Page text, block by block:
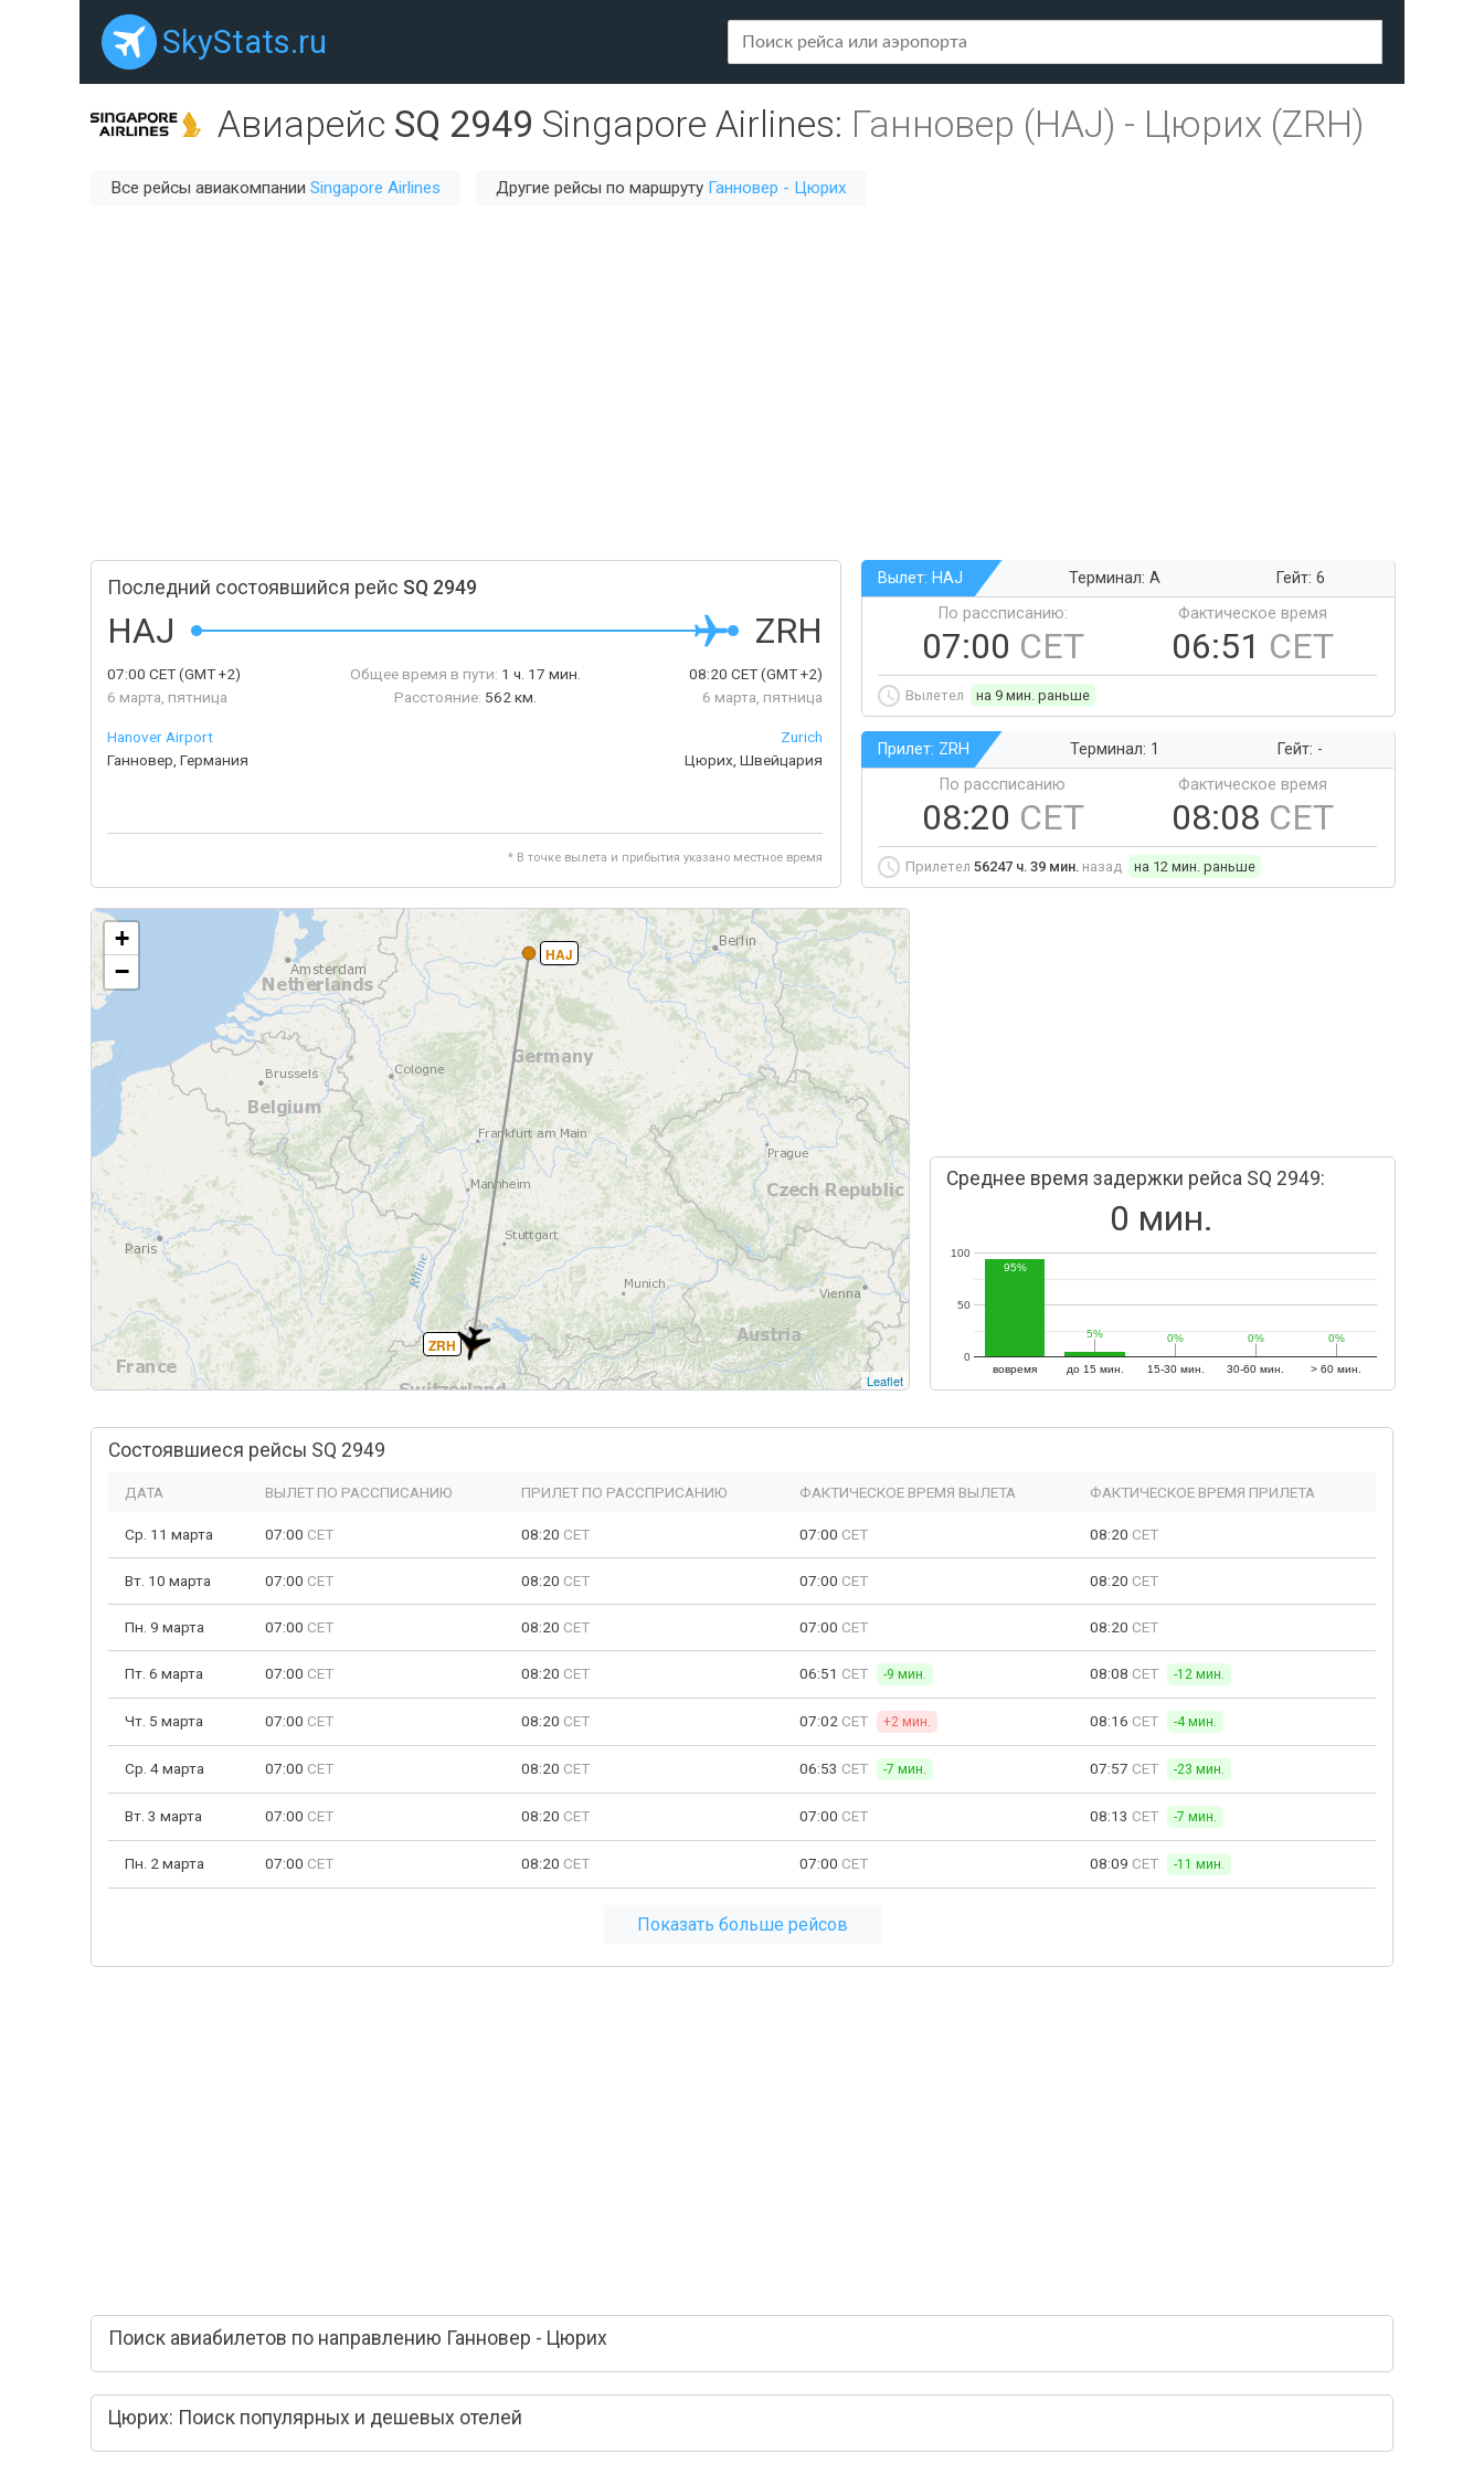
SkyStats.ru
Авиарейс SQ 2949 Singapore Airlines: Ганновер (HAJ) - Цюрих (ZRH)
Все рейсы авиакомпании Singapore Airlines Другие рейсы по маршруту Ганновер - Цюрих
Последний состоявшийся рейс SQ 2949
HAJ ZRH
07:00 CET(GMT +2)
6 марта, пятница
Общее время в пути: 1 ч. 17 мин.
Расстояние: 562 км.
08:20CET(GMT +2)
6 марта, пятница
Hanover Airport
Ганновер, Германия
Zurich
Цюрих, Швейцария
* В точке вылета и прибытия указано местное время
Вылет: HAJ Терминал: A
Гейт: 6
По рассписанию:
07:00 CET
Фактическое время
06:51 CET
Вылетел на 9 мин. раньше
Прилет: ZRH Терминал: 1
Гейт: -
По рассписанию
08:20 CET
Фактическое время
08:08 CET
Прилетел 56247 ч. 39 мин. назад на 12 мин. раньше
HAJ
ZRH
+
−
Leaflet
Среднее время задержки рейса SQ 2949:
0 мин.
вовремя до 15 мин. 15-30 мин. 30-60 мин. > 60 мин.
0
50
100
95%
5%
5% 0%
0% 0%
0% 0%
0%
Состоявшиеся рейсы SQ 2949
ДАТА ВЫЛЕТ ПО РАССПИСАНИЮ ПРИЛЕТ ПО РАССПРИСАНИЮ ФАКТИЧЕСКОЕ ВРЕМЯ ВЫЛЕТА ФАКТИЧЕСКОЕ ВРЕМЯ ПРИЛЕТА
Ср. 11 марта 07:00 CET 08:20 CET 07:00 CET 08:20 CET
Вт. 10 марта 07:00 CET 08:20 CET 07:00 CET 08:20 CET
Пн. 9 марта 07:00 CET 08:20 CET 07:00 CET 08:20 CET
Пт. 6 марта 07:00 CET 08:20 CET 06:51 CET -9 мин. 08:08 CET -12 мин.
Чт. 5 марта 07:00 CET 08:20 CET 07:02 CET +2 мин. 08:16 CET -4 мин.
Ср. 4 марта 07:00 CET 08:20 CET 06:53 CET -7 мин. 07:57 CET -23 мин.
Вт. 3 марта 07:00 CET 08:20 CET 07:00 CET 08:13 CET -7 мин.
Пн. 2 марта 07:00 CET 08:20 CET 07:00 CET 08:09 CET -11 мин.
Показать больше рейсов
Поиск авиабилетов по направлению Ганновер - Цюрих
Цюрих: Поиск популярных и дешевых отелей